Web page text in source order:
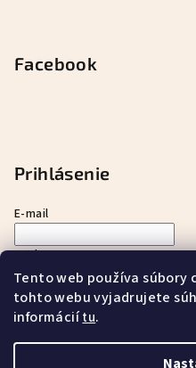
Tento web používa súbory
tohto webu vyjadrujete
informáciítu.
Facebook
Prihlásenie
E-mail
Heslo
Prihlásiť sa
Nová registráciaZabudnuté